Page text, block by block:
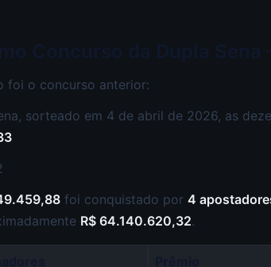
foi o concurso anterior:
sorteado em 4 de abril de 2026, as
foi conquistado por 4
R$ 64.140.620,32.